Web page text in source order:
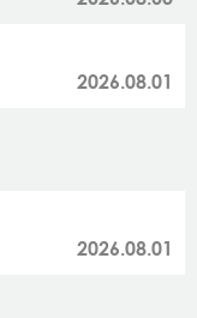
2026.08.01
2026.08.01